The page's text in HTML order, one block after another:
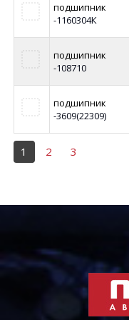
подшипник
-1160304К
подшипник
-108710
подшипник
-3609(22309)
1 2 3